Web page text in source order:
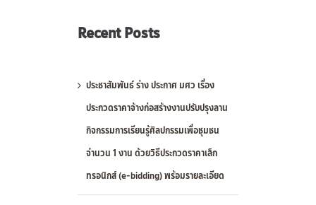
Recent Posts
ประชาสัมพันธ์ ร่าง ประกาศ มศว เรื่อง
ประกวดราคาจ้างก่อสร้างงานปรับปรุงลาน
กิจกรรมการเรียนรู้ศิลปกรรมเพื่อชุมชน
จำนวน 1 งาน ด้วยวิธีประกวดราคาเล็ก
ทรอนิกส์ (e-bidding) พร้อมรายละเอียด